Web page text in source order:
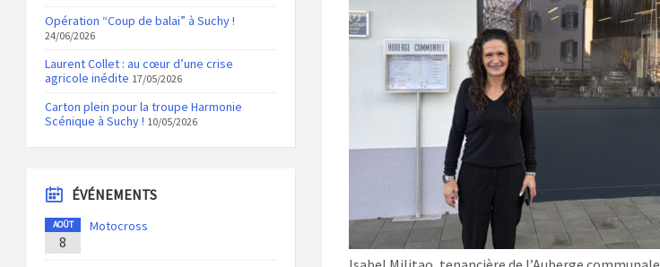
Opération “Coup de balai” à Suchy !
24/06/2026
Laurent Collet : au cœur d’une crise
agricole inédite 17/05/2026
Carton plein pour la troupe Harmonie
Scénique à Suchy ! 10/05/2026
ÉVÉNEMENTS
AOÛT
8
Motocross